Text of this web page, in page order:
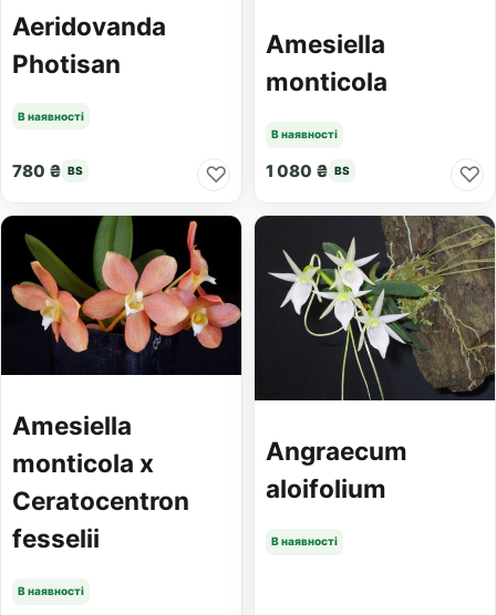
Aeridovanda
Photisan
В наявності
780 ₴ BS ♡
Amesiella
monticola
В наявності
1 080 ₴ BS ♡
Amesiella
monticola x
Ceratocentron
fesselii
В наявності
Angraecum
aloifolium
В наявності